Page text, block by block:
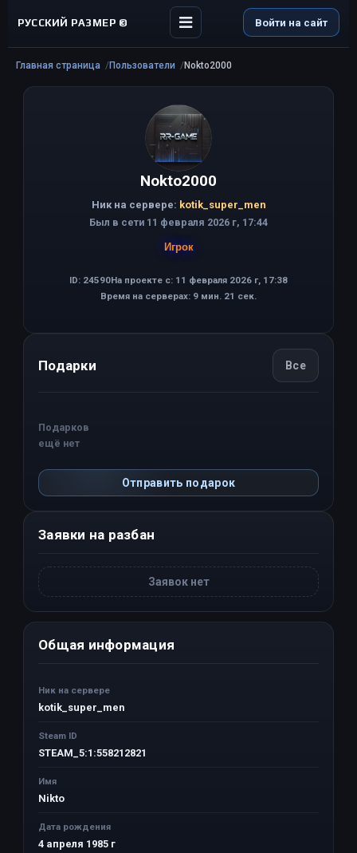
РУССКИЙ РАЗМЕР © Войти на сайт
Главная страница Пользователи Nokto2000
Nokto2000
Ник на сервере: kotik_super_men
Был в сети 11 февраля 2026 г, 17:44
Игрок
ID: 24590На проекте с: 11 февраля 2026 г, 17:38
Время на серверах: 9 мин. 21 сек.
Подарки Все
Подарков
ещё нет
Отправить подарок
Заявки на разбан
Заявок нет
Общая информация
Ник на сервере
kotik_super_men
Steam ID
STEAM_5:1:558212821
Имя
Nikto
Дата рождения
4 апреля 1985 г